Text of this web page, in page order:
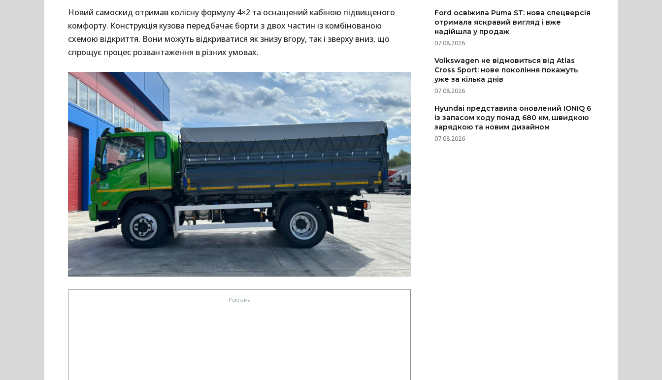
Новий самоскид отримав колісну формулу 4×2 та оснащений кабіною підвищеного
комфорту. Конструкція кузова передбачає борти з двох частин із комбінованою
схемою відкриття. Вони можуть відкриватися як знизу вгору, так і зверху вниз, що
спрощує процес розвантаження в різних умовах.
Ford освіжила Puma ST: нова спецверсія
отримала яскравий вигляд і вже
надійшла у продаж
07.08.2026
Volkswagen не відмовиться від Atlas
Cross Sport: нове покоління покажуть
уже за кілька днів
07.08.2026
Hyundai представила оновлений IONIQ 6
із запасом ходу понад 680 км, швидкою
зарядкою та новим дизайном
07.08.2026